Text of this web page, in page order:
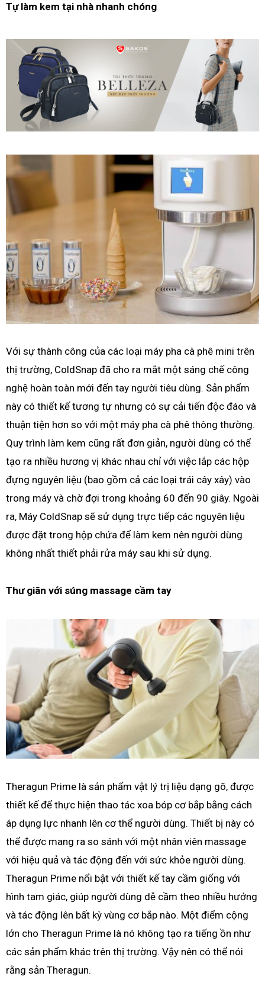
Tự làm kem tại nhà nhanh chóng
Với sự thành công của các loại máy pha cà phê mini trên
thị trường, ColdSnap đã cho ra mắt một sáng chế công
nghệ hoàn toàn mới đến tay người tiêu dùng. Sản phẩm
này có thiết kế tương tự nhưng có sự cải tiến độc đáo và
thuận tiện hơn so với một máy pha cà phê thông thường.
Quy trình làm kem cũng rất đơn giản, người dùng có thể
tạo ra nhiều hương vị khác nhau chỉ với việc lắp các hộp
đựng nguyên liệu (bao gồm cả các loại trái cây xây) vào
trong máy và chờ đợi trong khoảng 60 đến 90 giây. Ngoài
ra, Máy ColdSnap sẽ sử dụng trực tiếp các nguyên liệu
được đặt trong hộp chứa để làm kem nên người dùng
không nhất thiết phải rửa máy sau khi sử dụng.
Thư giãn với súng massage cầm tay
Theragun Prime là sản phẩm vật lý trị liệu dạng gõ, được
thiết kế để thực hiện thao tác xoa bóp cơ bắp bằng cách
áp dụng lực nhanh lên cơ thể người dùng. Thiết bị này có
thể được mang ra so sánh với một nhân viên massage
với hiệu quả và tác động đến với sức khỏe người dùng.
Theragun Prime nổi bật với thiết kế tay cầm giống với
hình tam giác, giúp người dùng dễ cầm theo nhiều hướng
và tác động lên bất kỳ vùng cơ bắp nào. Một điểm cộng
lớn cho Theragun Prime là nó không tạo ra tiếng ồn như
các sản phẩm khác trên thị trường. Vậy nên có thể nói
rằng sản Theragun.